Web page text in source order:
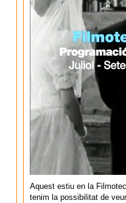
Aquest estiu en la
tenim la possibilitat de